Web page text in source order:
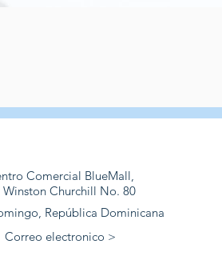
Comercial BlueMall,
Winston Churchill No. 80
República Dominicana
Correo electronico >